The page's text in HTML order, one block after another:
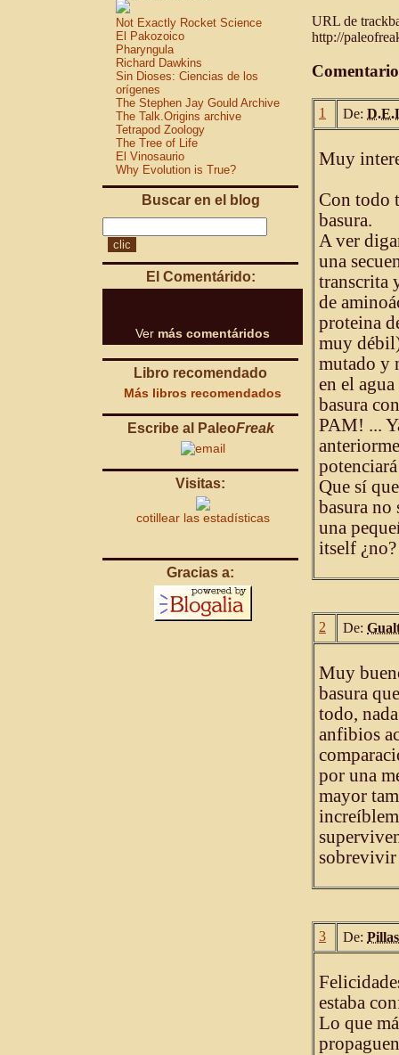
Not Exactly Rocket Science
El Pakozoico
Pharyngula
Richard Dawkins
Sin Dioses: Ciencias de los
orígenes
The Stephen Jay Gould Archive
The Talk.Origins archive
Tetrapod Zoology
The Tree of Life
El Vinosaurio
Why Evolution is True?
Buscar en el blog
El Comentárido:
Ver más comentáridos
Libro recomendado
Más libros recomendados
Escribe al PaleoFreak
Visitas:
cotillear las estadísticas
Gracias a:
URL de
http://
1 De:
Muy
Con todo
basura.
A ver
una
transcrita
de
proteina
muy
mutado y
en el
basura
PAM! ...
Que sí
basura no
una
itself ¿no?
2 De:
Muy
basura
todo,
anfibios
por una
mayor
sobrevivir
3 De:
estaba
Lo que